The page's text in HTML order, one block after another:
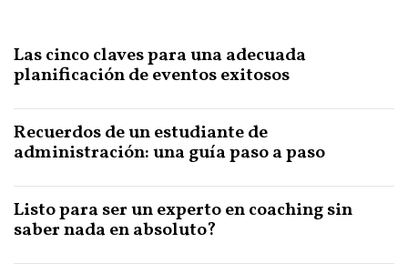
Las cinco claves para una adecuada
planificación de eventos exitosos
Recuerdos de un estudiante de
administración: una guía paso a paso
Listo para ser un experto en coaching sin
saber nada en absoluto?